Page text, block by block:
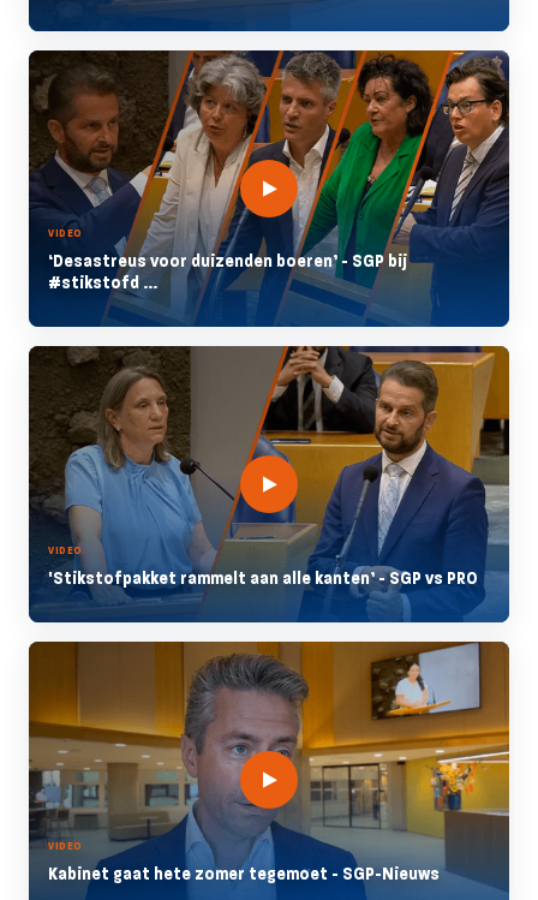
VIDEO
‘Desastreus voor duizenden boeren’ - SGP bij
#stikstofd ...
VIDEO
'Stikstofpakket rammelt aan alle kanten’ - SGP vs PRO
VIDEO
Kabinet gaat hete zomer tegemoet - SGP-Nieuws